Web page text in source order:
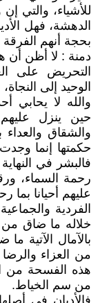
للأشياء، والتي
الدهشة، فهل
بحجة أنهم الفرقة
دمنة : لا أظن أن
التحريض على
الوحيد إلى
والله لا يحابي
حين ينزل
والشقاق
حكمتها إنما
فالبشر في
رحمة السماء،
عليهم أحيانا
الفردية
خلاله ما ضاق
بالآمال الآتية
من العزاء
هذه الفسحة من
من سم الخياط.